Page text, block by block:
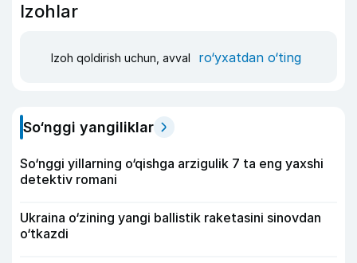
Izohlar
Izoh qoldirish uchun, avval ro‘yxatdan o‘ting
So‘nggi yangiliklar
So‘nggi yillarning o‘qishga arzigulik 7 ta eng yaxshi
detektiv romani
Ukraina o‘zining yangi ballistik raketasini sinovdan
o‘tkazdi